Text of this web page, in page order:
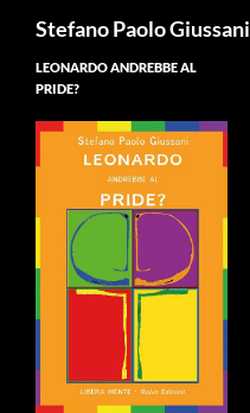
Stefano Paolo Giussani
LEONARDO ANDREBBE AL
PRIDE?